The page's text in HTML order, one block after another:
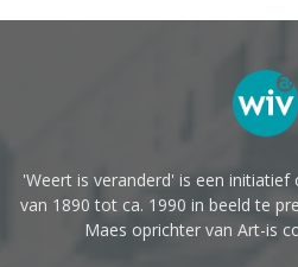
'Weert is veranderd' is een
van 1890 tot ca. 1990 in beeld te
Maes oprichter van Art-is